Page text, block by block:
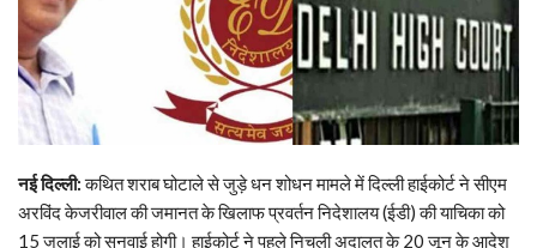
नई दिल्‍ली:कथित शराब घोटाले से जुड़े धन शोधन मामले में दिल्ली हाईकोर्ट ने सीएम
अरविंद केजरीवाल की जमानत के खिलाफ प्रवर्तन निदेशालय (ईडी) की याचिका को
15 जुलाई को सुनवाई होगी। हाईकोर्ट ने पहले निचली अदालत के 20 जून के आदेश